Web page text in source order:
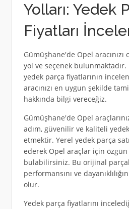
Yolları: Yedek
Fiyatları
Gümüşhane'de Opel
yol ve seçenek
yedek parça fiyatlarının
aracınızı en uygun şekilde
hakkında bilgi vereceğiz.
Gümüşhane'de Opel
adım, güvenilir ve kaliteli
etmektir. Yerel yedek parça
ederek Opel araçlar için özgün
bulabilirsiniz. Bu orijinal
performansını ve
olur.
Yedek parça fiyatlarını